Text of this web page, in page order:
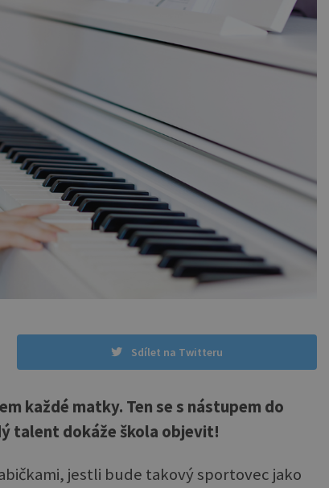
Sdílet na Twitteru
každé matky. Ten se s nástupem do
talent dokáže škola objevit!
jestli bude takový sportovec jako